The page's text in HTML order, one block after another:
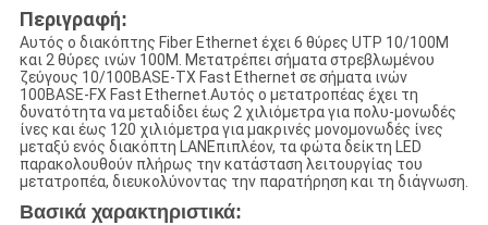
Περιγραφή:
Αυτός ο διακόπτης Fiber Ethernet έχει 6 θύρες UTP 10/100M
και 2 θύρες ινών 100M. Μετατρέπει σήματα στρεβλωμένου
ζεύγους 10/100BASE-TX Fast Ethernet σε σήματα ινών
100BASE-FX Fast Ethernet.Αυτός ο μετατροπέας έχει τη
δυνατότητα να μεταδίδει έως 2 χιλιόμετρα για πολυ-μονωδές
ίνες και έως 120 χιλιόμετρα για μακρινές μονομονωδές ίνες
μεταξύ ενός διακόπτη LANΕπιπλέον, τα φώτα δείκτη LED
παρακολουθούν πλήρως την κατάσταση λειτουργίας του
μετατροπέα, διευκολύνοντας την παρατήρηση και τη διάγνωση.
Βασικά χαρακτηριστικά: